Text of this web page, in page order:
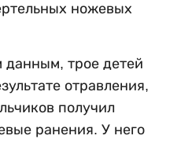
ножевых
трое детей
отравления,
получил
ранения. У него